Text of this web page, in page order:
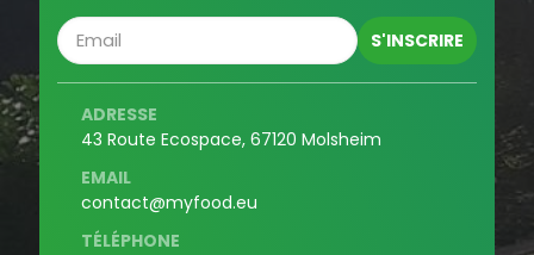
ADRESSE
43 Route Ecospace, 67120 Molsheim
EMAIL
contact@myfood.eu
TÉLÉPHONE